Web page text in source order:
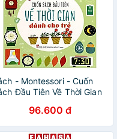
- Montessori - Cuốn
Đầu Tiên Về Thời Gian
96.600 đ